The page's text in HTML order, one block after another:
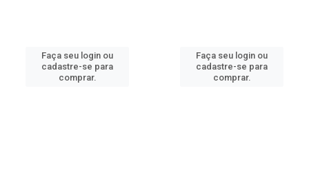
Faça seu login ou
cadastre-se para
comprar.
Faça seu login ou
cadastre-se para
comprar.